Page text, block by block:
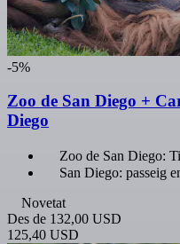
-5%
Zoo de San Diego +
Diego
Zoo de San Diego:
San Diego: passeig
Novetat
Des de 132,00 USD
125,40 USD